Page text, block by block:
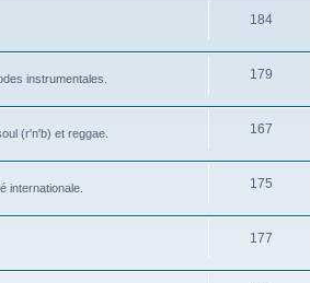
184
instrumentales.
179
(r'n'b) et reggae.
167
internationale.
175
177